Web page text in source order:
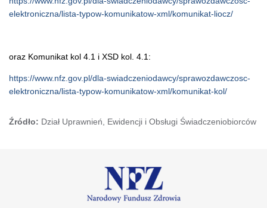
elektroniczna/lista-typow-komunikatow-xml/komunikat-liocz/
oraz Komunikat kol 4.1 i XSD kol. 4.1:
https://www.nfz.gov.pl/dla-swiadczeniodawcy/sprawozdawczosc-
elektroniczna/lista-typow-komunikatow-xml/komunikat-kol/
Źródło: Dział Uprawnień, Ewidencji i Obsługi Świadczeniobiorców